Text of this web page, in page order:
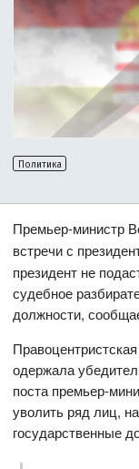
Политика
Премьер-министр
встречи с
президент не
судебное
должности,
одержала
поста премьер-
уволить ряд лиц,
государственные